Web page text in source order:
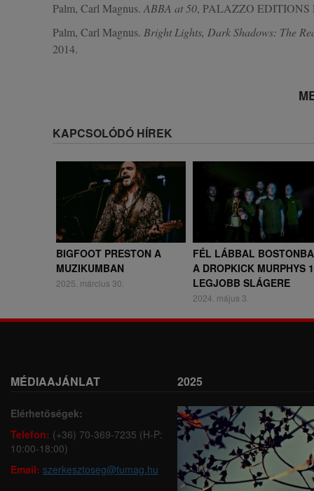
Palm, Carl Magnus. ABBA at 50, PALAZZO EDITIONS
Palm, Carl Magnus. Bright Lights, Dark Shadows: The
2014.
KAPCSOLÓDÓ HÍREK
BIGFOOT PRESTON A
MUZIKUMBAN
2025. március 30.
FÉL LÁBBAL
A DROPKICK MURPHYS
LEGJOBB SLÁGERE
2024. május 3.
MÉDIAAJÁNLAT
Elérhetőségek:
Telefon: (+36) 70-369-7235 (H-P:
10:00-18:00)
Email: szerkesztoseg@tumag.hu
2025